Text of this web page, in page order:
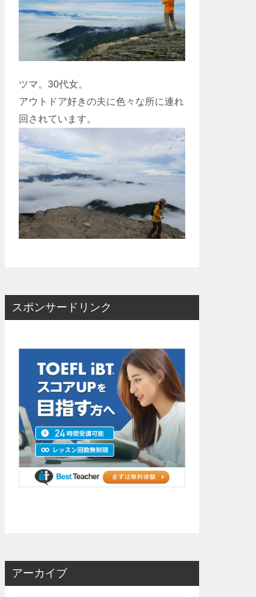
ツマ。30代女。
アウトドア好きの夫に色々な所に連れ
回されています。
スポンサードリンク
アーカイブ